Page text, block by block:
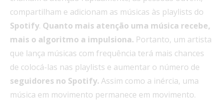
compartilham e adicionam as músicas às playlists do
Spotify. Quanto mais atenção uma música recebe,
mais o algoritmo a impulsiona. Portanto, um artista
que lança músicas com frequência terá mais chances
de colocá-las nas playlists e aumentar o número de
seguidores no Spotify. Assim como a inércia, uma
música em movimento permanece em movimento.